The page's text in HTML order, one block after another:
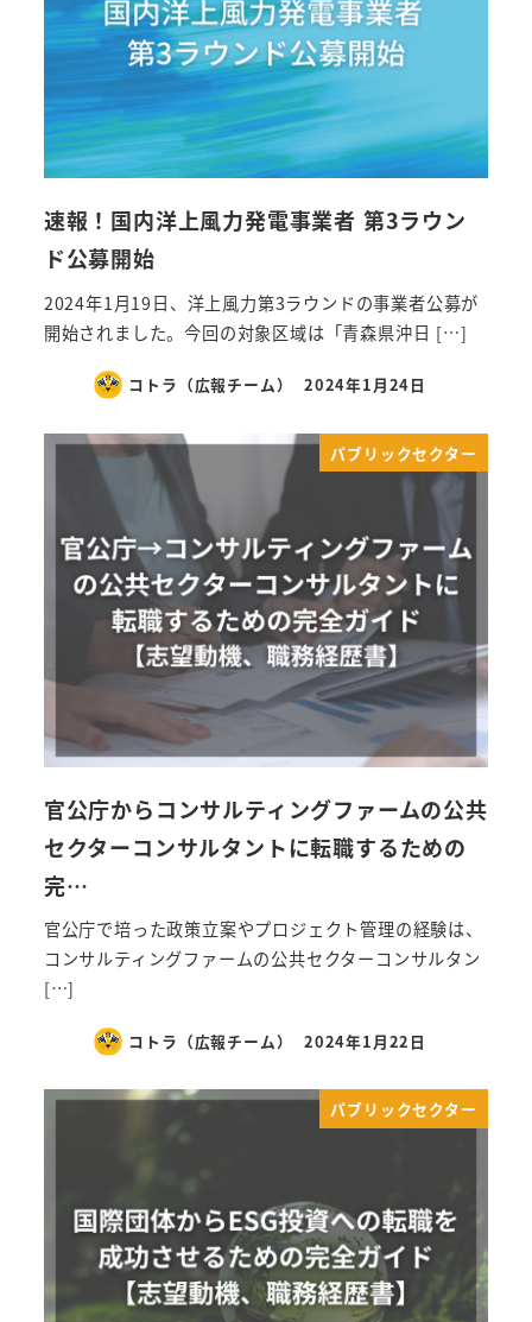
速報！国内洋上風力発電事業者 第3ラウン
ド公募開始
2024年1月19日、洋上風力第3ラウンドの事業者公募が
開始されました。今回の対象区域は「青森県沖日 […]
コトラ（広報チーム） 2024年1月24日
パブリックセクター
官公庁からコンサルティングファームの公共
セクターコンサルタントに転職するための
完…
官公庁で培った政策立案やプロジェクト管理の経験は、
コンサルティングファームの公共セクターコンサルタン
[…]
コトラ（広報チーム） 2024年1月22日
パブリックセクター